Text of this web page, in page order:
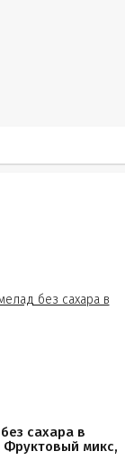
сахара в
Фруктовый микс,